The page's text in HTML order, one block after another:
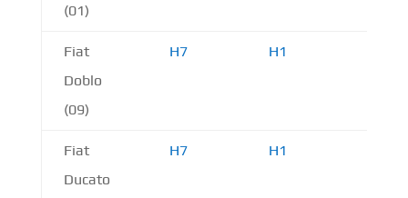
(01)
Fiat
Doblo
(09)
H7 H1
Fiat
Ducato
H7 H1